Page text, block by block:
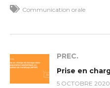
Communication orale
PREC.
5 OCTOBRE 2020